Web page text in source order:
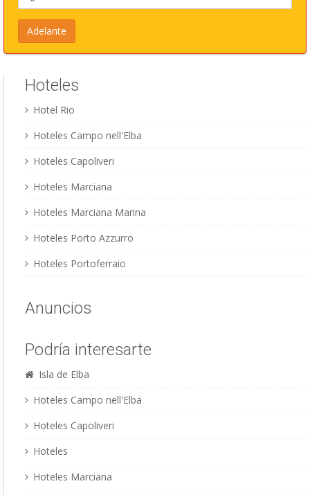
Hoteles
Hotel Rio
Hoteles Campo nell'Elba
Hoteles Capoliveri
Hoteles Marciana
Hoteles Marciana Marina
Hoteles Porto Azzurro
Hoteles Portoferraio
Anuncios
Podría interesarte
Isla de Elba
Hoteles Campo nell'Elba
Hoteles Capoliveri
Hoteles
Hoteles Marciana